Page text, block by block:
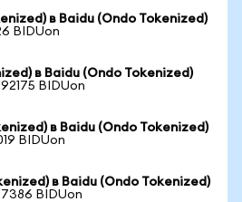
в Baidu (Ondo Tokenized)
BIDUon
в Baidu (Ondo Tokenized)
BIDUon
в Baidu (Ondo Tokenized)
BIDUon
в Baidu (Ondo Tokenized)
BIDUon